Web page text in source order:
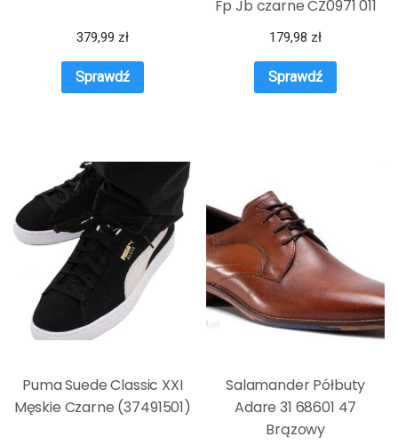
379,99 zł
Sprawdź
Fp Jb czarne CZ0971 011
179,98 zł
Sprawdź
Puma Suede Classic XXI
Męskie Czarne (37491501)
Salamander Półbuty
Adare 31 68601 47
Brązowy